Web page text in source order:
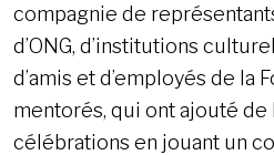
compagnie de
d’ONG, d’institutions
d’amis et d’employés de la
mentorés, qui ont ajouté de
célébrations en jouant un